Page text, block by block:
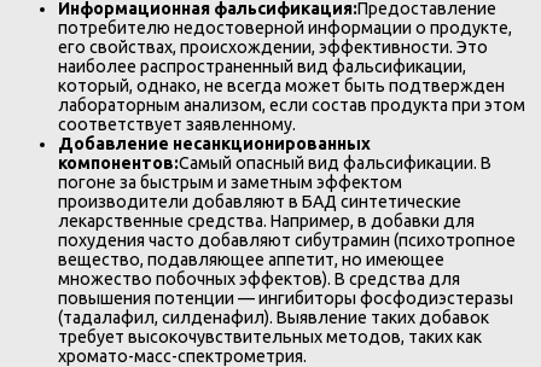
Информационная фальсификация:Предоставление
потребителю недостоверной информации о продукте,
его свойствах, происхождении, эффективности. Это
наиболее распространенный вид фальсификации,
который, однако, не всегда может быть подтвержден
лабораторным анализом, если состав продукта при этом
соответствует заявленному.
Добавление несанкционированных
компонентов:Самый опасный вид фальсификации. В
погоне за быстрым и заметным эффектом
производители добавляют в БАД синтетические
лекарственные средства. Например, в добавки для
похудения часто добавляют сибутрамин (психотропное
вещество, подавляющее аппетит, но имеющее
множество побочных эффектов). В средства для
повышения потенции — ингибиторы фосфодиэстеразы
(тадалафил, силденафил). Выявление таких добавок
требует высокочувствительных методов, таких как
хромато-масс-спектрометрия.